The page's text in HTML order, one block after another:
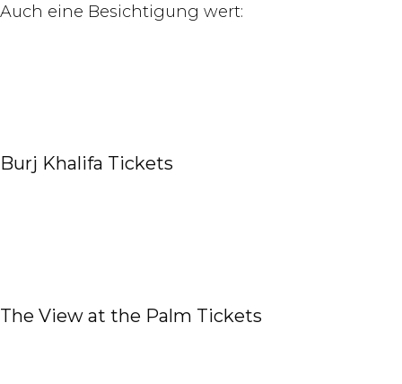
Auch eine Besichtigung wert:
Burj Khalifa Tickets
The View at the Palm Tickets